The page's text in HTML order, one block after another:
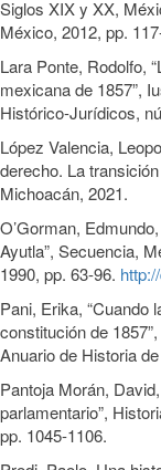
Siglos XIX y XX,
México, 2012, pp.
Lara Ponte, Rodolfo,
mexicana de 1857”,
Histórico-Jurídicos,
López Valencia,
derecho. La
Michoacán, 2021.
O’Gorman,
Ayutla”, Secuencia,
1990, pp. 63-96.
Pani, Erika, “Cuando
constitución de
Anuario de Historia
Pantoja Morán,
parlamentario”,
pp. 1045-1106.